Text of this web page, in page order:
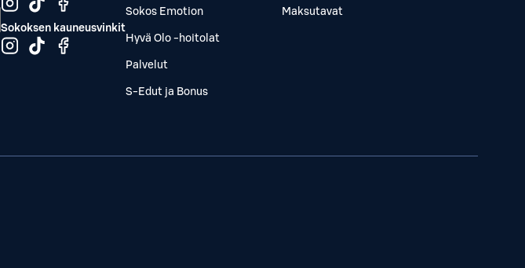
Sokoksen kauneusvinkit
Sokos Emotion
Hyvä Olo -hoitolat
Palvelut
S-Edut ja Bonus
Maksutavat